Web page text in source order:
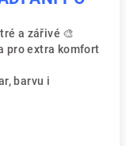
a zářivé 🎨
pro extra komfort
barvu i